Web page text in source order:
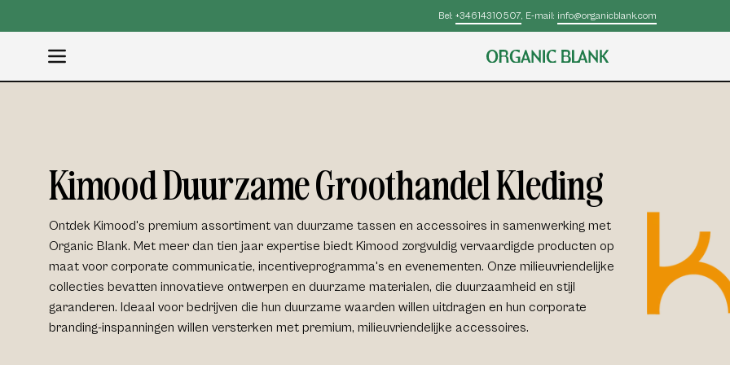
inhoud
4.9/5 onTrustpilot
Open
navigatiemenu
Kimood Duurzame Groothandel Kleding
Ontdek Kimood's premium assortiment van duurzame tassen en accessoires in samenwerking met
Organic Blank. Met meer dan tien jaar expertise biedt Kimood zorgvuldig vervaardigde producten op
maat voor corporate communicatie, incentiveprogramma's en evenementen. Onze milieuvriendelijke
collecties bevatten innovatieve ontwerpen en duurzame materialen, die duurzaamheid en stijl
garanderen. Ideaal voorbedrijven die hun duurzame waarden willen uitdragen en hun corporate
branding-inspanningen willen versterken met premium, milieuvriendelijke accessoires.